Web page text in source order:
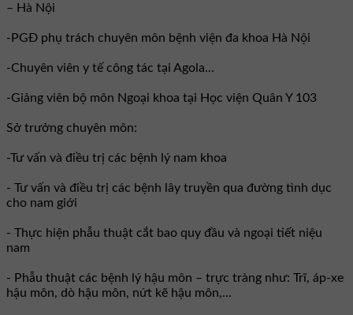
– Hà Nội
-PGĐ phụ trách chuyên môn bệnh viện đa khoa Hà Nội
-Chuyên viên y tế công tác tại Agola...
-Giảng viên bộ môn Ngoại khoa tại Học viện Quân Y 103
Sở trưởng chuyên môn:
-Tư vấn và điều trị các bệnh lý nam khoa
- Tư vấn và điều trị các bệnh lây truyền qua đường tình dục
cho nam giới
- Thực hiện phẫu thuật cắt bao quy đầu và ngoại tiết niệu
nam
- Phẫu thuật các bệnh lý hậu môn – trực tràng như: Trĩ, áp-xe
hậu môn, dò hậu môn, nứt kẽ hậu môn,...